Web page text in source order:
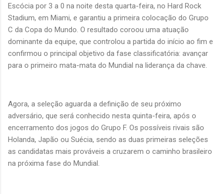
Escócia por 3 a 0 na noite desta quarta-feira, no Hard Rock
Stadium, em Miami, e garantiu a primeira colocação do Grupo
C da Copa do Mundo. O resultado coroou uma atuação
dominante da equipe, que controlou a partida do início ao fim e
confirmou o principal objetivo da fase classificatória: avançar
para o primeiro mata-mata do Mundial na liderança da chave.
Agora, a seleção aguarda a definição de seu próximo
adversário, que será conhecido nesta quinta-feira, após o
encerramento dos jogos do Grupo F. Os possíveis rivais são
Holanda, Japão ou Suécia, sendo as duas primeiras seleções
as candidatas mais prováveis a cruzarem o caminho brasileiro
na próxima fase do Mundial.